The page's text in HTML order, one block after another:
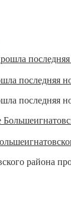
последняя
последняя
района